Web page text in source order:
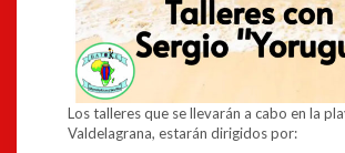
Los talleres que se llevarán a cabo en la
Valdelagrana, estarán dirigidos por: